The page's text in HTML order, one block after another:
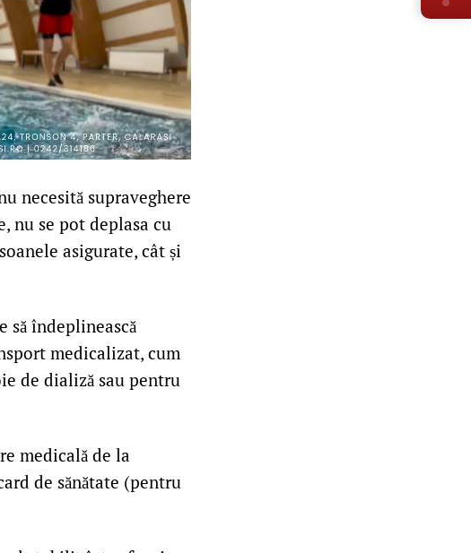
necesită supraveghere
nu se pot deplasa cu
asigurate, cât și
să îndeplinească
medicalizat, cum
de dializă sau pentru
medicală de la
de sănătate (pentru